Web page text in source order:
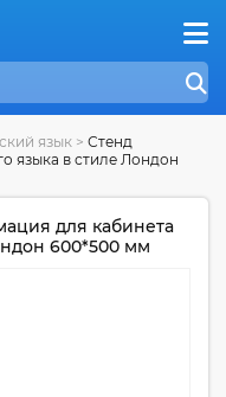
язык > Стенд
языка в стиле Лондон
для кабинета
600*500 мм